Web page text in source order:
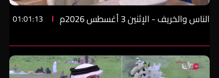
الناس والخريف - الإثنين 3 أغسطس 2026م 01:01:13